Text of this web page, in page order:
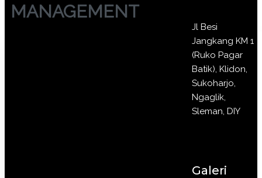
MANAGEMENT
Jl Besi
Jangkang KM 1
(Ruko Pagar
Batik), Klidon,
Sukoharjo,
Ngaglik,
Sleman, DIY
Galeri